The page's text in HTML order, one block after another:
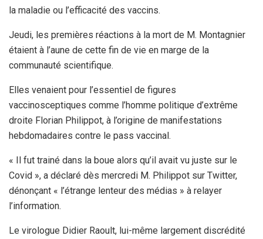
la maladie ou l’efficacité des vaccins.
Jeudi, les premières réactions à la mort de M. Montagnier
étaient à l’aune de cette fin de vie en marge de la
communauté scientifique.
Elles venaient pour l’essentiel de figures
vaccinosceptiques comme l’homme politique d’extrême
droite Florian Philippot, à l’origine de manifestations
hebdomadaires contre le pass vaccinal.
« Il fut trainé dans la boue alors qu’il avait vu juste sur le
Covid », a déclaré dès mercredi M. Philippot sur Twitter,
dénonçant « l’étrange lenteur des médias » à relayer
l’information.
Le virologue Didier Raoult, lui-même largement discrédité